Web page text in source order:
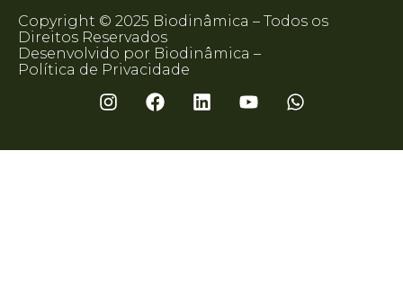
Copyright © 2025 Biodinâmica – Todos os
Direitos Reservados
Desenvolvido por Biodinâmica –
Política de Privacidade